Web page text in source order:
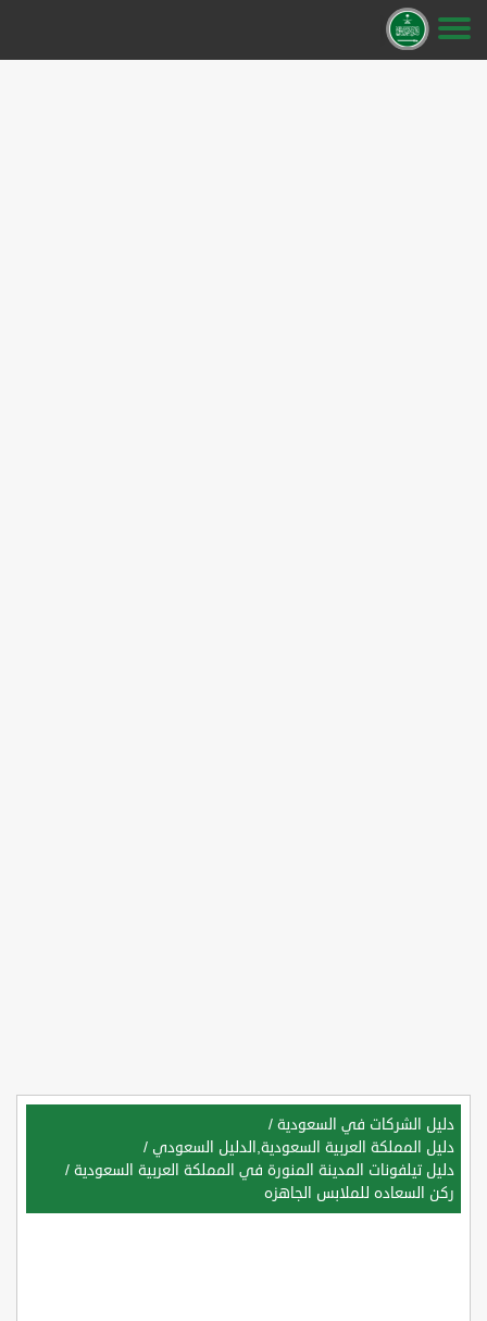
دليل الشركات في السعودية /
دليل المملكة العربية السعودية,الدليل السعودي /
دليل تيلفونات المدينة المنورة في المملكة العربية السعودية /
ركن السعاده للملابس الجاهزه